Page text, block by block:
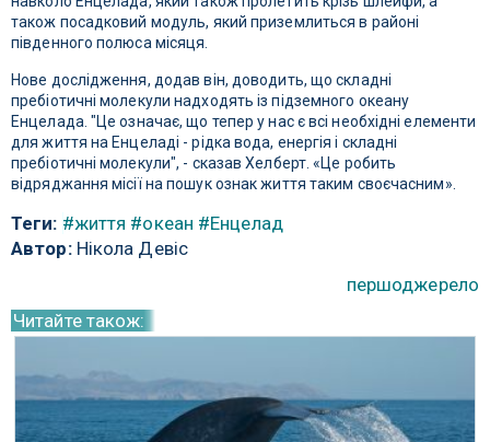
також посадковий модуль, який приземлиться в районі
південного полюса місяця.
Нове дослідження, додав він, доводить, що складні
пребіотичні молекули надходять із підземного океану
Енцелада. "Це означає, що тепер у нас є всі необхідні елементи
для життя на Енцеладі - рідка вода, енергія і складні
пребіотичні молекули", - сказав Хелберт. «Це робить
відряджання місії на пошук ознак життя таким своєчасним».
Теги: #життя #океан #Енцелад
Автор:Нікола Девіс
першоджерело
Читайте також: